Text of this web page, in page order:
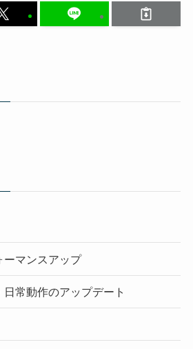
ーマンスアップ
常動作のアップデート